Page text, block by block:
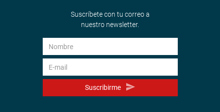
Suscríbete con tu correo a
nuestro newsletter.
Suscribirme